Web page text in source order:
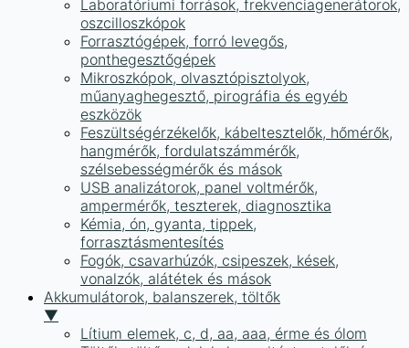
Laboratóriumi források, frekvenciagenerátorok,
oszcilloszkópok
Forrasztógépek, forró levegős,
ponthegesztőgépek
Mikroszkópok, olvasztópisztolyok,
műanyaghegesztő, pirográfia és egyéb
eszközök
Feszültségérzékelők, kábeltesztelők, hőmérők,
hangmérők, fordulatszámmérők,
szélsebességmérők és mások
USB analizátorok, panel voltmérők,
ampermérők, teszterek, diagnosztika
Kémia, ón, gyanta, tippek,
forrasztásmentesítés
Fogók, csavarhúzók, csipeszek, kések,
vonalzók, alátétek és mások
Akkumulátorok, balanszerek, töltők
▼
Lítium elemek, c, d, aa, aaa, érme és ólom